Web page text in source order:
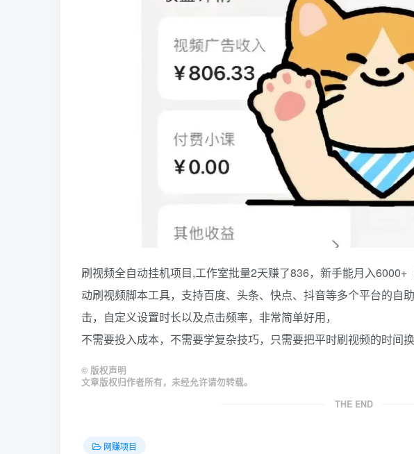
刷视频全自动挂机项目,工作室批量2天赚了836，新手能月入
动刷视频脚本工具，支持百度、头条、快点、抖音等多个平台的自
击，自定义设置时长以及点击频率，非常简单好用，
不需要投入成本，不需要学复杂技巧，只需要把平时刷视频的时间
© 版权声明
文章版权归作者所有，未经允许请勿转载。
THE END
网赚项目